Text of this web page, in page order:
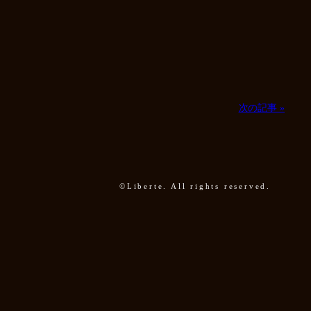
次の記事 »
©Liberte. All rights reserved.